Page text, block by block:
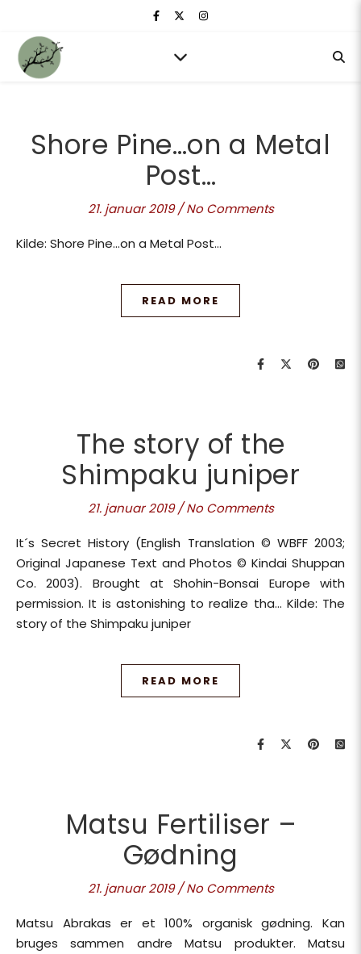
Shore Pine…on a Metal
Post…
21. januar 2019 / No Comments
Kilde: Shore Pine…on a Metal Post…
READ MORE
The story of the
Shimpaku juniper
21. januar 2019 / No Comments
It´s Secret History (English Translation © WBFF 2003;
Original Japanese Text and Photos © Kindai Shuppan
Co. 2003). Brought at Shohin-Bonsai Europe with
permission. It is astonishing to realize tha… Kilde: The
story of the Shimpaku juniper
READ MORE
Matsu Fertiliser –
Gødning
21. januar 2019 / No Comments
Matsu Abrakas er et 100% organisk gødning. Kan
bruges sammen andre Matsu produkter. Matsu